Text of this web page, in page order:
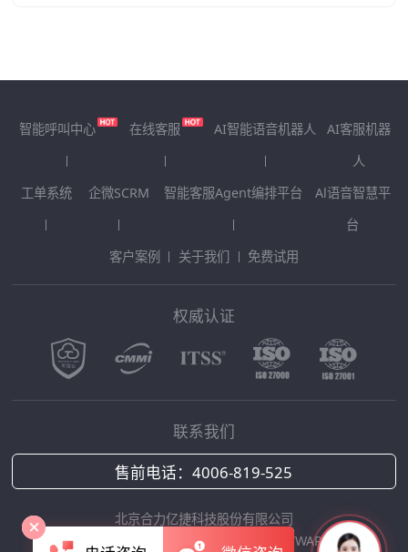
智能呼叫中心 在线客服 AI智能语音机器人
AI客服机器
人
工单系统
企微SCRM 智能客服Agent编排平台
Al语音智慧平
台
客户案例
关于我们 免费试用
权威认证
联系我们
售前电话：4006-819-525
北京合力亿捷科技股份有限公司
Copyright © 2025 HOLLYCRM SOFTWARE